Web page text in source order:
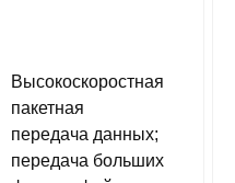
Высокоскоростная
пакетная
передача данных;
передача больших